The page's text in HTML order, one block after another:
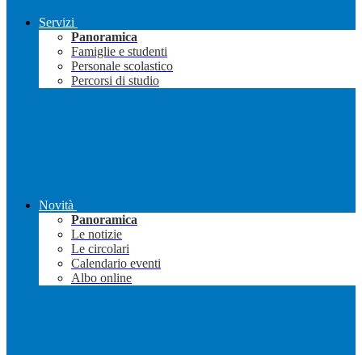
Servizi
Panoramica
Famiglie e studenti
Personale scolastico
Percorsi di studio
Novità
Panoramica
Le notizie
Le circolari
Calendario eventi
Albo online